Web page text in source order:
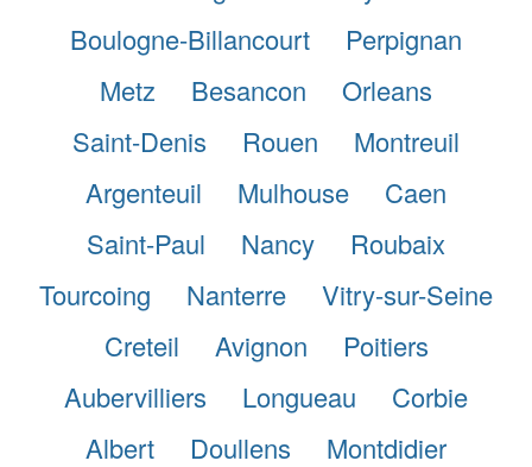
Boulogne-Billancourt
Perpignan
Metz
Besancon
Orleans
Saint-Denis
Rouen
Montreuil
Argenteuil
Mulhouse
Caen
Saint-Paul
Nancy
Roubaix
Tourcoing
Nanterre
Vitry-sur-Seine
Creteil
Avignon
Poitiers
Aubervilliers
Longueau
Corbie
Albert
Doullens
Montdidier